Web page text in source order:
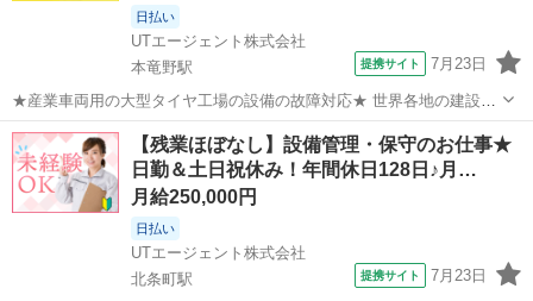
日払い
UTエージェント株式会社
本竜野駅
提携サイト 7月23日
★産業車両用の大型タイヤ工場の設備の故障対応★ 世界各地の建設や
鉱山などで活躍する大型車両に使用されている「巨大なタイヤ」を製
造する工場です！ ＜具体的には…＞ ◆予備機器の補修・整備 ◆交換
した部品（ポンプ等）を整備して...
兵庫 たつの市 本竜野駅 生産管理
【残業ほぼなし】設備管理・保守のお仕事★
日勤＆土日祝休み！年間休日128日♪月…
月給250,000円
日払い
UTエージェント株式会社
北条町駅
提携サイト 7月23日